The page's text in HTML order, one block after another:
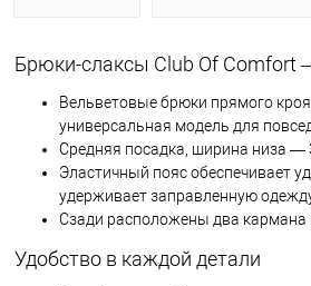
Брюки-слаксы Club Of Comfort
Вельветовые брюки прямого
универсальная модель для
Средняя посадка, ширина низа —
Эластичный пояс обеспечивает
удерживает заправленную
Сзади расположены два кармана
Удобство в каждой детали